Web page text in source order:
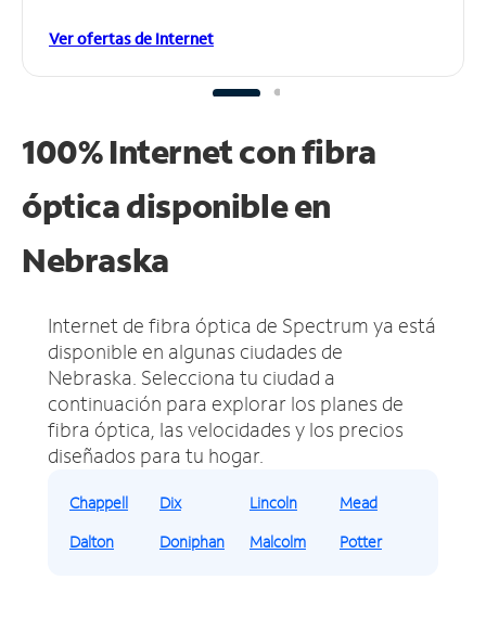
Ver ofertas de Internet
100% Internet con fibra
óptica disponible en
Nebraska
Internet de fibra óptica de Spectrum ya está
disponible en algunas ciudades de
Nebraska. Selecciona tu ciudad a
continuación para explorar los planes de
fibra óptica, las velocidades y los precios
diseñados para tu hogar.
Chappell
Dalton
Dix
Doniphan
Lincoln
Malcolm
Mead
Potter